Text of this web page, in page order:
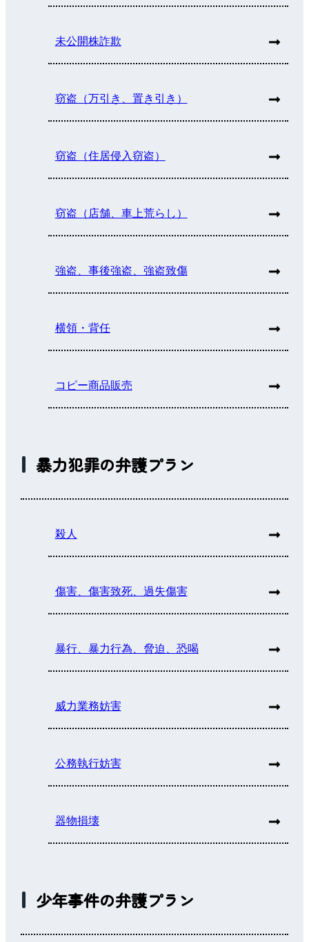
未公開株詐欺
窃盗（万引き、置き引き）
窃盗（住居侵入窃盗）
窃盗（店舗、車上荒らし）
強盗、事後強盗、強盗致傷
横領・背任
コピー商品販売
暴力犯罪の弁護プラン
殺人
傷害、傷害致死、過失傷害
暴行、暴力行為、脅迫、恐喝
威力業務妨害
公務執行妨害
器物損壊
少年事件の弁護プラン